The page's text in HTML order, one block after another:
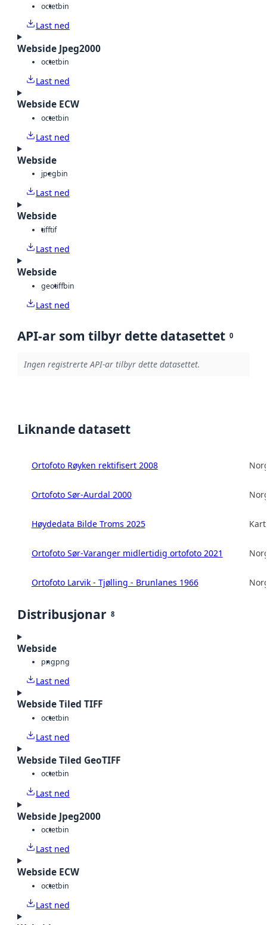
octetbin
Last ned
Webside Jpeg2000
octetbin
Last ned
Webside ECW
octetbin
Last ned
Webside
jpegbin
Last ned
Webside
tifftif
Last ned
Webside
geotiffbin
Last ned
API-ar som tilbyr dette datasettet 0
Ingen registrerte API-ar tilbyr dette datasettet.
Liknande datasett
Ortofoto Røyken rektifisert 2008
Ortofoto Sør-Aurdal 2000
Høydedata Bilde Troms 2025
Ortofoto Sør-Varanger midlertidig ortofoto 2021
Ortofoto Larvik - Tjølling - Brunlanes 1966
Distribusjonar 8
Webside
pngpng
Last ned
Webside Tiled TIFF
octetbin
Last ned
Webside Tiled GeoTIFF
octetbin
Last ned
Webside Jpeg2000
octetbin
Last ned
Webside ECW
octetbin
Last ned